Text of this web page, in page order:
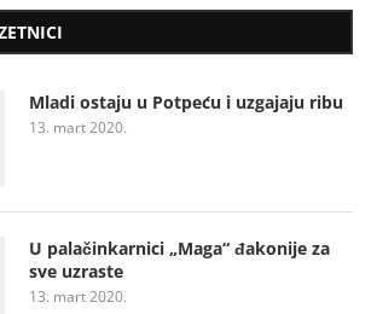
Mladi ostaju u Potpeću i uzgajaju ribu
13. mart 2020.
U palačinkarnici „Maga“ đakonije za
sve uzraste
13. mart 2020.